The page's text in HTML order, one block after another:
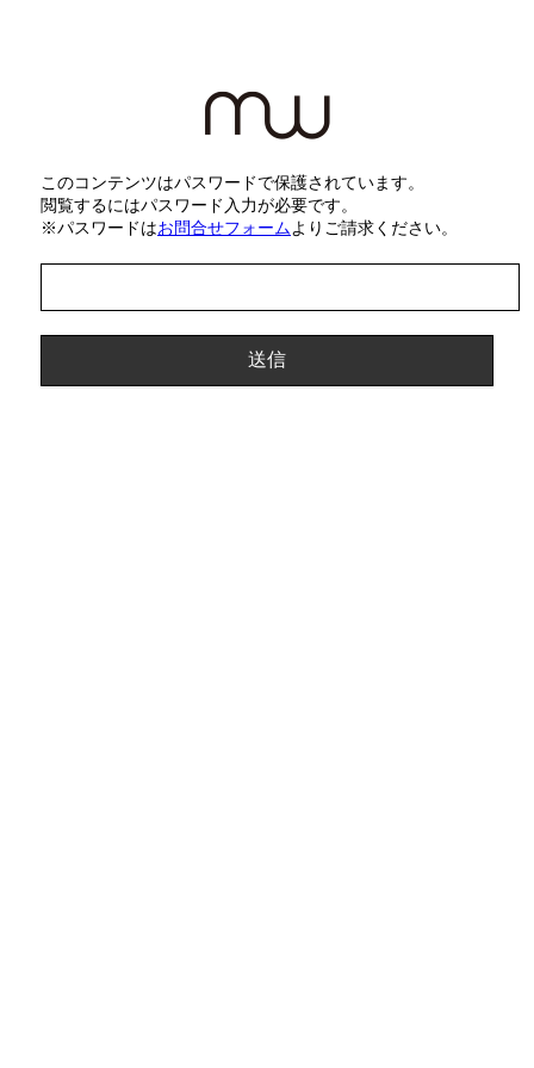
このコンテンツはパスワードで保護されています。
閲覧するにはパスワード入力が必要です。
※パスワードはお問合せフォームよりご請求ください。